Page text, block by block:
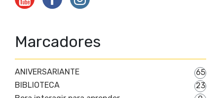
Marcadores
ANIVERSARIANTE
65
BIBLIOTECA
23